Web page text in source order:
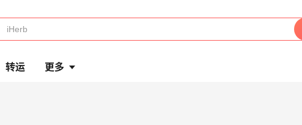
转运 更多